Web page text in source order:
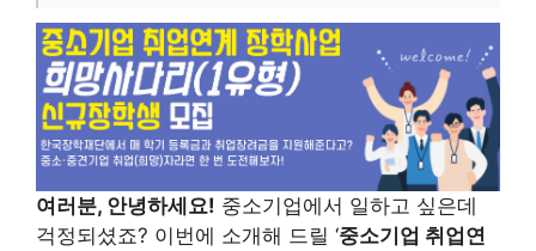
여러분, 안녕하세요! 중소기업에서 일하고 싶은데
걱정되셨죠? 이번에 소개해 드릴 ‘중소기업 취업연